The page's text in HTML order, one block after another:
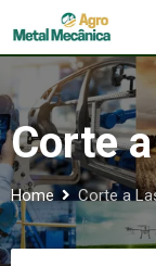
to
Corte
Home Corte a